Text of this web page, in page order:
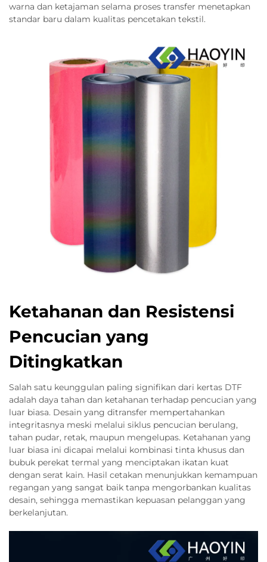
warna dan ketajaman selama proses transfer menetapkan
standar baru dalam kualitas pencetakan tekstil.
Ketahanan dan Resistensi
Pencucian yang
Ditingkatkan
Salah satu keunggulan paling signifikan dari kertas DTF
adalah daya tahan dan ketahanan terhadap pencucian yang
luar biasa. Desain yang ditransfer mempertahankan
integritasnya meski melalui siklus pencucian berulang,
tahan pudar, retak, maupun mengelupas. Ketahanan yang
luar biasa ini dicapai melalui kombinasi tinta khusus dan
bubuk perekat termal yang menciptakan ikatan kuat
dengan serat kain. Hasil cetakan menunjukkan kemampuan
regangan yang sangat baik tanpa mengorbankan kualitas
desain, sehingga memastikan kepuasan pelanggan yang
berkelanjutan.